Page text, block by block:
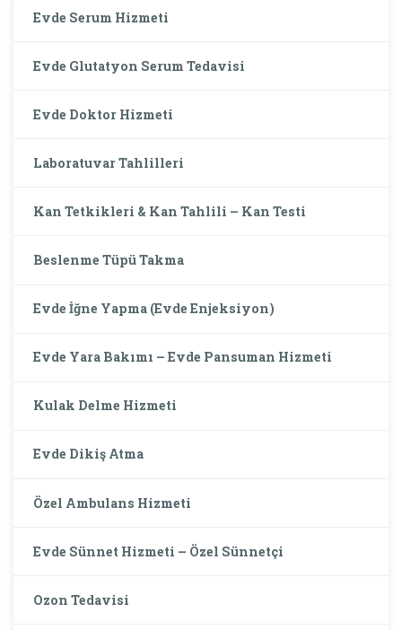
Evde Serum Hizmeti
Evde Glutatyon Serum Tedavisi
Evde Doktor Hizmeti
Laboratuvar Tahlilleri
Kan Tetkikleri & Kan Tahlili – Kan Testi
Beslenme Tüpü Takma
Evde İğne Yapma (Evde Enjeksiyon)
Evde Yara Bakımı – Evde Pansuman Hizmeti
Kulak Delme Hizmeti
Evde Dikiş Atma
Özel Ambulans Hizmeti
Evde Sünnet Hizmeti – Özel Sünnetçi
Ozon Tedavisi